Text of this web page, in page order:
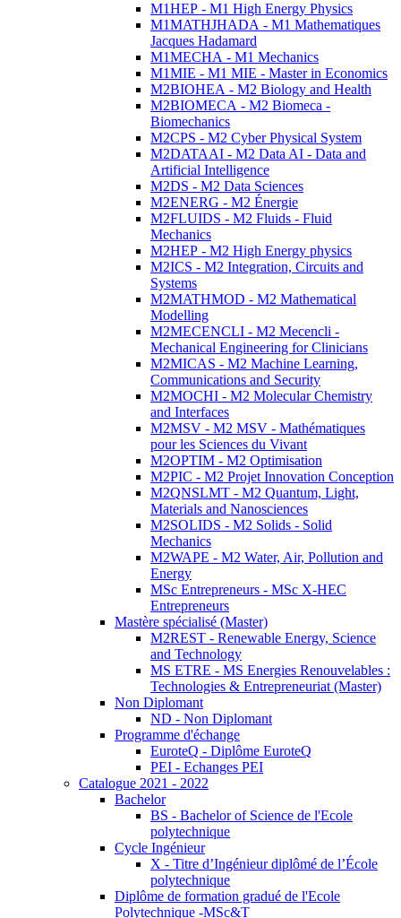
M1HEP - M1 High Energy Physics
M1MATHJHADA - M1 Mathematiques
Jacques Hadamard
M1MECHA - M1 Mechanics
M1MIE - M1 MIE - Master in Economics
M2BIOHEA - M2 Biology and Health
M2BIOMECA - M2 Biomeca -
Biomechanics
M2CPS - M2 Cyber Physical System
M2DATAAI - M2 Data AI - Data and
Artificial Intelligence
M2DS - M2 Data Sciences
M2ENERG - M2 Énergie
M2FLUIDS - M2 Fluids - Fluid
Mechanics
M2HEP - M2 High Energy physics
M2ICS - M2 Integration, Circuits and
Systems
M2MATHMOD - M2 Mathematical
Modelling
M2MECENCLI - M2 Mecencli -
Mechanical Engineering for Clinicians
M2MICAS - M2 Machine Learning,
Communications and Security
M2MOCHI - M2 Molecular Chemistry
and Interfaces
M2MSV - M2 MSV - Mathématiques
pour les Sciences du Vivant
M2OPTIM - M2 Optimisation
M2PIC - M2 Projet Innovation Conception
M2QNSLMT - M2 Quantum, Light,
Materials and Nanosciences
M2SOLIDS - M2 Solids - Solid
Mechanics
M2WAPE - M2 Water, Air, Pollution and
Energy
MSc Entrepreneurs - MSc X-HEC
Entrepreneurs
Mastère spécialisé (Master)
M2REST - Renewable Energy, Science
and Technology
MS ETRE - MS Energies Renouvelables :
Technologies & Entrepreneuriat (Master)
Non Diplomant
ND - Non Diplomant
Programme d'échange
EuroteQ - Diplôme EuroteQ
PEI - Echanges PEI
Catalogue 2021 - 2022
Bachelor
BS - Bachelor of Science de l'Ecole
polytechnique
Cycle Ingénieur
X - Titre d’Ingénieur diplômé de l’École
polytechnique
Diplôme de formation gradué de l'Ecole
Polytechnique -MSc&T